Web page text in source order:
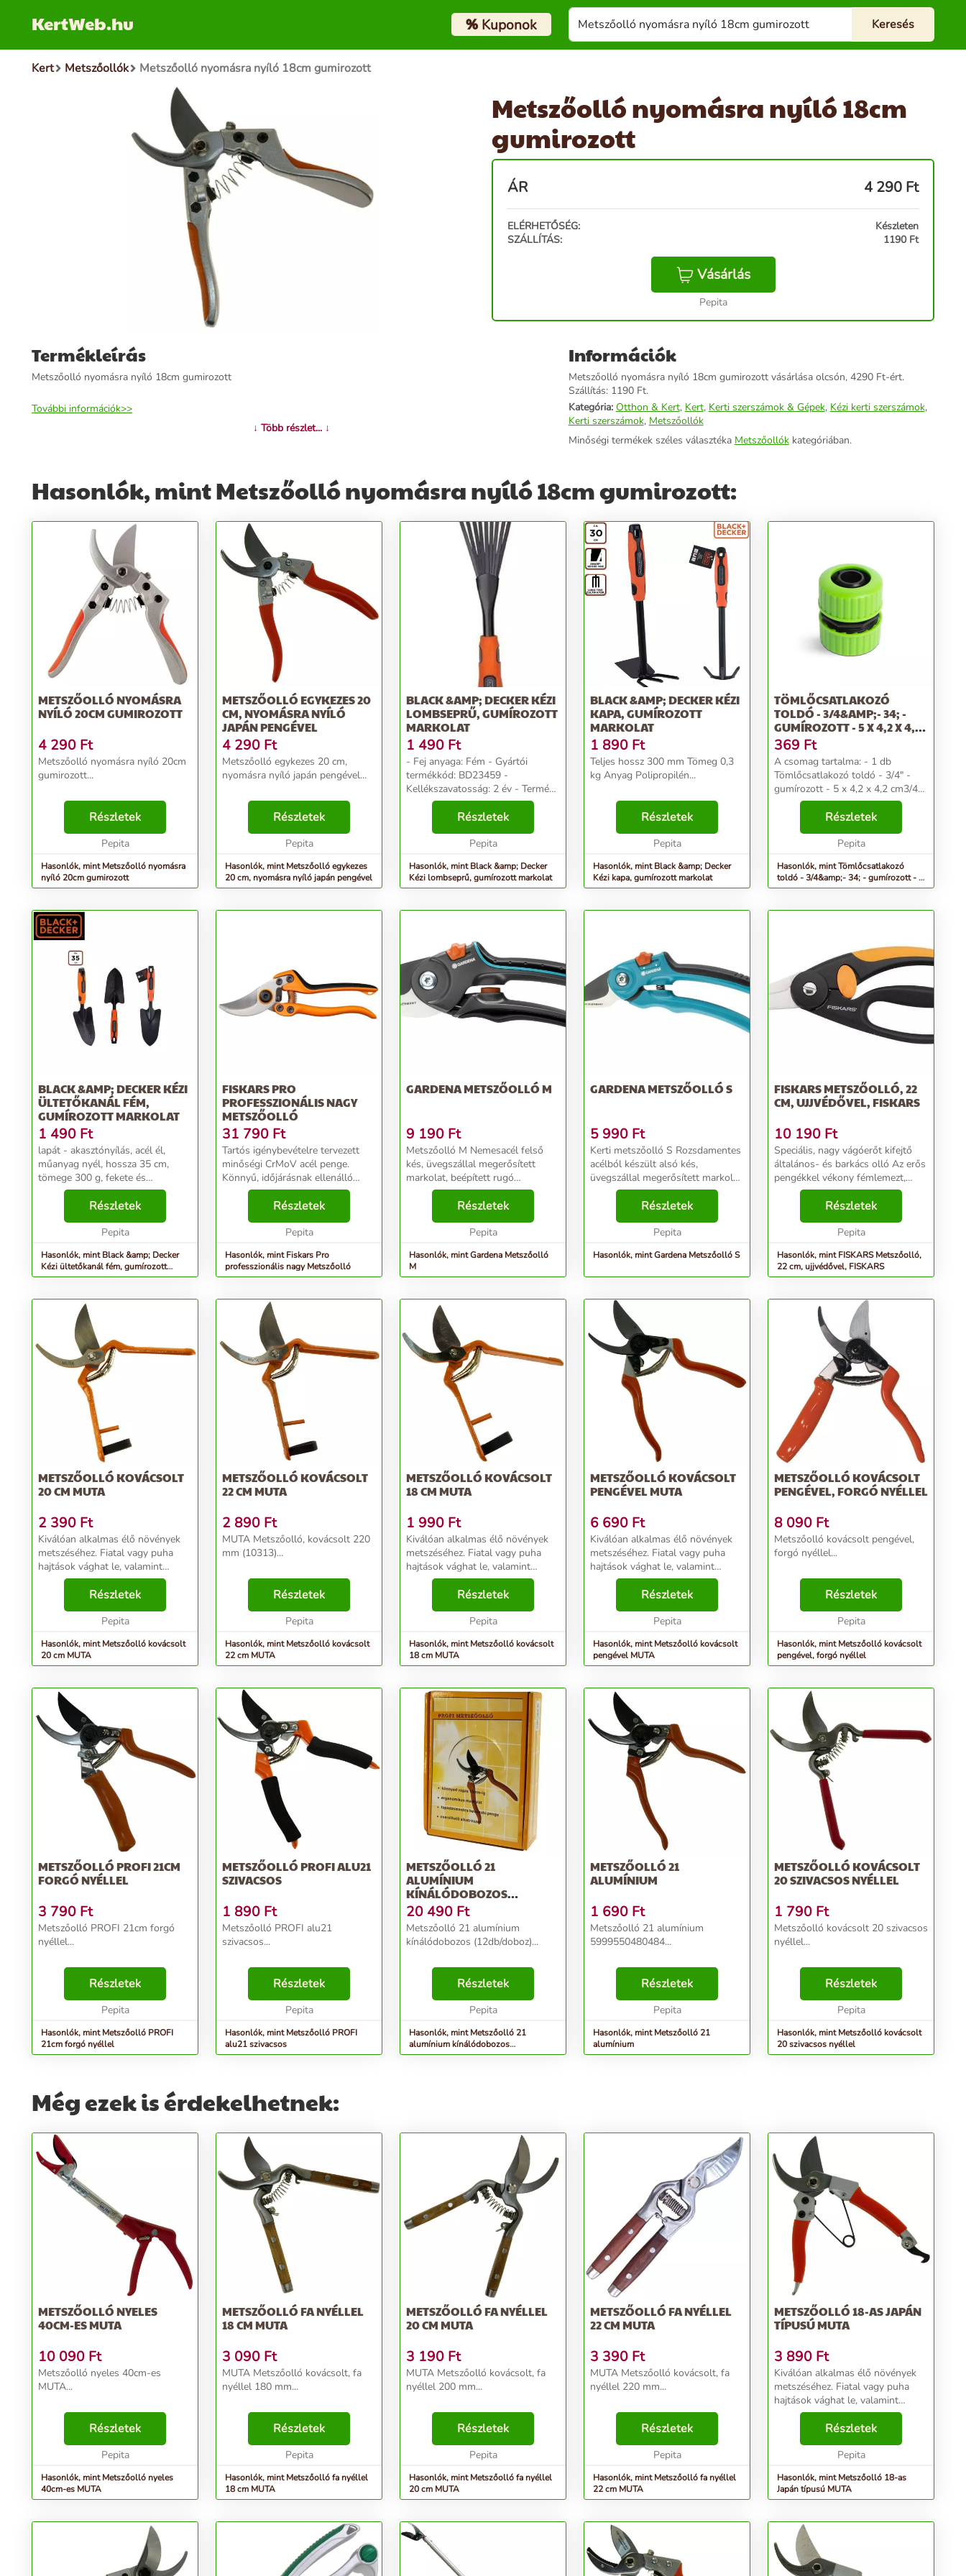
KertWeb.hu %Kuponok
Kert Metszőollók Metszőolló nyomásra nyíló 18cm gumirozott
Metszőolló nyomásra nyíló 18cm
gumirozott
ÁR 4 290 Ft
ELÉRHETŐSÉG:
Készleten
SZÁLLÍTÁS:
1190 Ft
Vásárlás
Pepita
Termékleírás
Metszőolló nyomásra nyíló 18cm gumirozott
További információk>>
↓ Több részlet... ↓
Információk
Metszőolló nyomásra nyíló 18cm gumirozott vásárlása olcsón, 4290 Ft-ért.
Szállítás: 1190 Ft.
Kategória: Otthon & Kert, Kert, Kerti szerszámok & Gépek, Kézi kerti szerszámok,
Kerti szerszámok, Metszőollók
Minőségi termékek széles választéka Metszőollókkategóriában.
Hasonlók, mint Metszőolló nyomásra nyíló 18cm gumirozott:
METSZŐOLLÓ NYOMÁSRA
NYÍLÓ 20CM GUMIROZOTT
4 290 Ft
Metszőolló nyomásra nyíló 20cm
gumirozott...
Részletek
Pepita
Hasonlók, mint Metszőolló nyomásra
nyíló 20cm gumirozott
METSZŐOLLÓ EGYKEZES 20
CM, NYOMÁSRA NYÍLÓ
JAPÁN PENGÉVEL
4 290 Ft
Metszőolló egykezes 20 cm,
nyomásra nyíló japán pengével...
Részletek
Pepita
Hasonlók, mint Metszőolló egykezes
20 cm, nyomásra nyíló japán pengével
BLACK &AMP; DECKER KÉZI
LOMBSEPRŰ, GUMÍROZOTT
MARKOLAT
1 490 Ft
- Fej anyaga: Fém - Gyártói
termékkód: BD23459 -
Kellékszavatosság: 2 év - Termék
szélessége: 11 cm - Termék
mélysége: 5 cm - Termék
magassága: 40 cm...
Részletek
Pepita
Hasonlók, mint Black &amp; Decker
Kézi lombseprű, gumírozott markolat
BLACK &AMP; DECKER KÉZI
KAPA, GUMÍROZOTT
MARKOLAT
1 890 Ft
Teljes hossz 300 mm Tömeg 0,3
kg Anyag Polipropilén...
Részletek
Pepita
Hasonlók, mint Black &amp; Decker
Kézi kapa, gumírozott markolat
TÖMLŐCSATLAKOZÓ
TOLDÓ - 3/4&AMP;- 34; -
GUMÍROZOTT - 5 X 4,2 X 4,2
CM
369 Ft
A csomag tartalma: - 1 db
Tömlőcsatlakozó toldó - 3/4" -
gumírozott - 5 x 4,2 x 4,2 cm3/4"-
os locsolótömlők toldására
alkalmas tömlőcsatlakozó.
Egyszerű, szerszámok nélküli
felszerelés, a szorítós me...
Részletek
Pepita
Hasonlók, mint Tömlőcsatlakozó
toldó - 3/4&amp;- 34; - gumírozott - 5
x 4,2 x 4,2 cm
BLACK &AMP; DECKER KÉZI
ÜLTETŐKANÁL FÉM,
GUMÍROZOTT MARKOLAT
1 490 Ft
lapát - akasztónyílás, acél él,
műanyag nyél, hossza 35 cm,
tömege 300 g, fekete és
narancssárga kivitel...
Részletek
Pepita
Hasonlók, mint Black &amp; Decker
Kézi ültetőkanál fém, gumírozott
markolat
FISKARS PRO
PROFESSZIONÁLIS NAGY
METSZŐOLLÓ
31 790 Ft
Tartós igénybevételre tervezett
minőségi CrMoV acél penge.
Könnyű, időjárásnak ellenálló
tartós markolat. Mindkét kézzel
könnyen működtethető egyujjas
zárszerkezet. Kúpos rögzítő
csavar. Jellemzők: -...
Részletek
Pepita
Hasonlók, mint Fiskars Pro
professzionális nagy Metszőolló
GARDENA METSZŐOLLÓ M
9 190 Ft
Metszőolló M Nemesacél felső
kés, üvegszállal megerősített
markolat, beépített rugó
Tapadásmentes bevonattal
ellátott felső késével és
rozsdamentes acélból készült alsó
késével a GARDENA Comfort
Részletek
Pepita
Hasonlók, mint Gardena Metszőolló
M
GARDENA METSZŐOLLÓ S
5 990 Ft
Kerti metszőolló S Rozsdamentes
acélból készült alsó kés,
üvegszállal megerősített markolat.
Tapadásmentes bevonattal
ellátott felső késével és
rozsdamentes acélból készült alsó
késével a GARDENA Cla...
Részletek
Pepita
Hasonlók, mint Gardena Metszőolló S
FISKARS METSZŐOLLÓ, 22
CM, UJJVÉDŐVEL, FISKARS
10 190 Ft
Speciális, nagy vágóerőt kifejtő
általános- és barkács olló Az erős
pengékkel vékony fémlemezt,
műanyagot, tubust, kötelet és
vezetéket is vághat Fibercomp
műanyag, mely erős, tartós és
Részletek
Pepita
Hasonlók, mint FISKARS Metszőolló,
22 cm, ujjvédővel, FISKARS
METSZŐOLLÓ KOVÁCSOLT
20 CM MUTA
2 390 Ft
Kiválóan alkalmas élő növények
metszéséhez. Fiatal vagy puha
hajtások vághat le, valamint
fásodott kerti bokrokat és
sövényeket is metszhet vele.
Méret:20cm...
Részletek
Pepita
Hasonlók, mint Metszőolló kovácsolt
20 cm MUTA
METSZŐOLLÓ KOVÁCSOLT
22 CM MUTA
2 890 Ft
MUTA Metszőolló, kovácsolt 220
mm (10313)...
Részletek
Pepita
Hasonlók, mint Metszőolló kovácsolt
22 cm MUTA
METSZŐOLLÓ KOVÁCSOLT
18 CM MUTA
1 990 Ft
Kiválóan alkalmas élő növények
metszéséhez. Fiatal vagy puha
hajtások vághat le, valamint
fásodott kerti bokrokat és
sövényeket is metszhet vele.
Méret:18cm...
Részletek
Pepita
Hasonlók, mint Metszőolló kovácsolt
18 cm MUTA
METSZŐOLLÓ KOVÁCSOLT
PENGÉVEL MUTA
6 690 Ft
Kiválóan alkalmas élő növények
metszéséhez. Fiatal vagy puha
hajtások vághat le, valamint
fásodott kerti bokrokat és
sövényeket is metszhet vele....
Részletek
Pepita
Hasonlók, mint Metszőolló kovácsolt
pengével MUTA
METSZŐOLLÓ KOVÁCSOLT
PENGÉVEL, FORGÓ NYÉLLEL
8 090 Ft
Metszőolló kovácsolt pengével,
forgó nyéllel...
Részletek
Pepita
Hasonlók, mint Metszőolló kovácsolt
pengével, forgó nyéllel
METSZŐOLLÓ PROFI 21CM
FORGÓ NYÉLLEL
3 790 Ft
Metszőolló PROFI 21cm forgó
nyéllel...
Részletek
Pepita
Hasonlók, mint Metszőolló PROFI
21cm forgó nyéllel
METSZŐOLLÓ PROFI ALU21
SZIVACSOS
1 890 Ft
Metszőolló PROFI alu21
szivacsos...
Részletek
Pepita
Hasonlók, mint Metszőolló PROFI
alu21 szivacsos
METSZŐOLLÓ 21
ALUMÍNIUM
KÍNÁLÓDOBOZOS
(12DB/DOBOZ)
20 490 Ft
Metszőolló 21 alumínium
kínálódobozos (12db/doboz)...
Részletek
Pepita
Hasonlók, mint Metszőolló 21
alumínium kínálódobozos
(12db/doboz)
METSZŐOLLÓ 21
ALUMÍNIUM
1 690 Ft
Metszőolló 21 alumínium
5999550480484...
Részletek
Pepita
Hasonlók, mint Metszőolló 21
alumínium
METSZŐOLLÓ KOVÁCSOLT
20 SZIVACSOS NYÉLLEL
1 790 Ft
Metszőolló kovácsolt 20 szivacsos
nyéllel...
Részletek
Pepita
Hasonlók, mint Metszőolló kovácsolt
20 szivacsos nyéllel
Még ezek is érdekelhetnek:
METSZŐOLLÓ NYELES
40CM-ES MUTA
10 090 Ft
Metszőolló nyeles 40cm-es
MUTA...
Részletek
Pepita
Hasonlók, mint Metszőolló nyeles
40cm-es MUTA
METSZŐOLLÓ FA NYÉLLEL
18 CM MUTA
3 090 Ft
MUTA Metszőolló kovácsolt, fa
nyéllel 180 mm...
Részletek
Pepita
Hasonlók, mint Metszőolló fa nyéllel
18 cm MUTA
METSZŐOLLÓ FA NYÉLLEL
20 CM MUTA
3 190 Ft
MUTA Metszőolló kovácsolt, fa
nyéllel 200 mm...
Részletek
Pepita
Hasonlók, mint Metszőolló fa nyéllel
20 cm MUTA
METSZŐOLLÓ FA NYÉLLEL
22 CM MUTA
3 390 Ft
MUTA Metszőolló kovácsolt, fa
nyéllel 220 mm...
Részletek
Pepita
Hasonlók, mint Metszőolló fa nyéllel
22 cm MUTA
METSZŐOLLÓ 18-AS JAPÁN
TÍPUSÚ MUTA
3 890 Ft
Kiválóan alkalmas élő növények
metszéséhez. Fiatal vagy puha
hajtások vághat le, valamint
fásodott kerti bokrokat és
sövényeket is metszhet vele.
Méret:18cm...
Részletek
Pepita
Hasonlók, mint Metszőolló 18-as
Japán típusú MUTA